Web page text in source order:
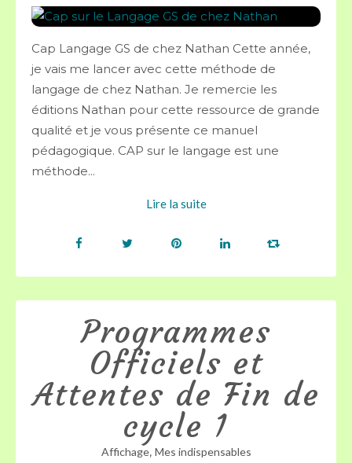
Cap Langage GS de chez Nathan Cette année,
je vais me lancer avec cette méthode de
langage de chez Nathan. Je remercie les
éditions Nathan pour cette ressource de grande
qualité et je vous présente ce manuel
pédagogique. CAP sur le langage est une
méthode...
Lire la suite
Programmes
Officiels et
Attentes de Fin de
cycle 1
Affichage, Mes indispensables